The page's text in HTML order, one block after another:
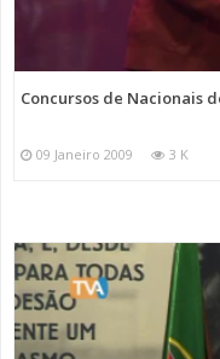
Concursos de Nacionais
09 Janeiro 2009 3 K